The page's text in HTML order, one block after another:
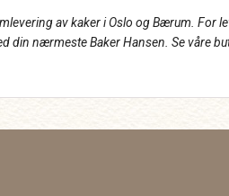
av kaker i Oslo og Bærum. For
din nærmeste Baker Hansen. Se våre